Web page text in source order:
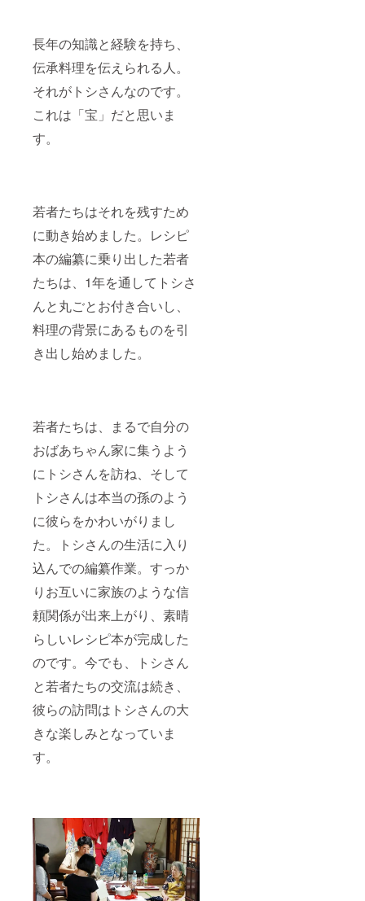
長年の知識と経験を持ち、
伝承料理を伝えられる人。
それがトシさんなのです。
これは「宝」だと思いま
す。
若者たちはそれを残すため
に動き始めました。レシピ
本の編纂に乗り出した若者
たちは、1年を通してトシさ
んと丸ごとお付き合いし、
料理の背景にあるものを引
き出し始めました。
若者たちは、まるで自分の
おばあちゃん家に集うよう
にトシさんを訪ね、そして
トシさんは本当の孫のよう
に彼らをかわいがりまし
た。トシさんの生活に入り
込んでの編纂作業。すっか
りお互いに家族のような信
頼関係が出来上がり、素晴
らしいレシピ本が完成した
のです。今でも、トシさん
と若者たちの交流は続き、
彼らの訪問はトシさんの大
きな楽しみとなっていま
す。